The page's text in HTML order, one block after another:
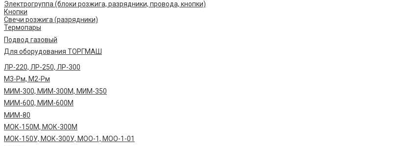
Электрогруппа (блоки розжига, разрядники, провода, кнопки)
Кнопки
Свечи розжига (разрядники)
Термопары
Подвод газовый
Для оборудования ТОРГМАШ
ЛР-220, ЛР-250, ЛР-300
М3-Рм, М2-Рм
МИМ-300, МИМ-300М, МИМ-350
МИМ-600, МИМ-600М
МИМ-80
МОК-150М, МОК-300М
МОК-150У, МОК-300У, МОО-1, МОО-1-01